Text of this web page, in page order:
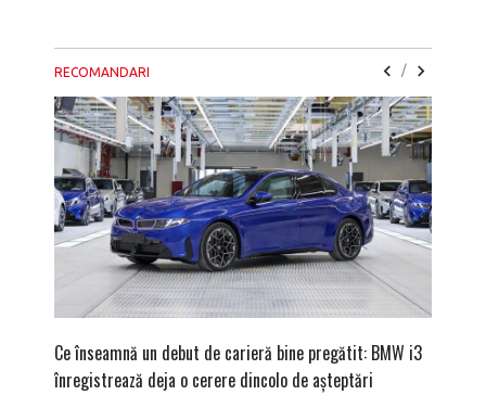
RECOMANDARI /
Ce înseamnă un debut de carieră bine pregătit: BMW i3
înregistrează deja o cerere dincolo de așteptări